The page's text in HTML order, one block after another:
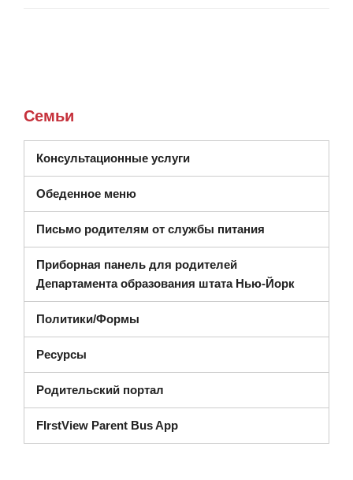
Семьи
Консультационные услуги(открывается в новом окне)
Обеденное меню
Письмо родителям от службы питания
Приборная панель для родителей
Департамента образования штата Нью-Йорк
Политики/Формы
Ресурсы
Родительский портал
FIrstView Parent Bus App